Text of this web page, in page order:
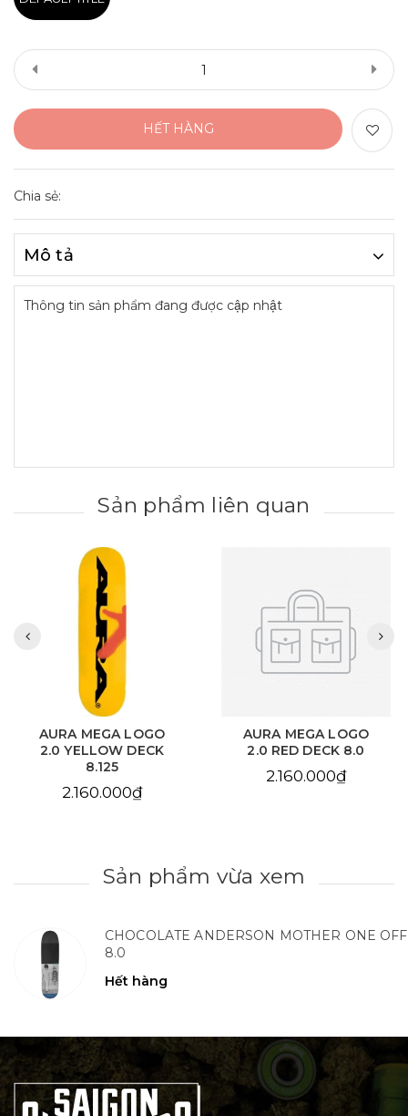
HẾT HÀNG
Chia sẻ:
Mô tả
Thông tin sản phẩm đang được cập nhật
Sản phẩm liên quan
AURA MEGA LOGO
2.0 RED DECK 8.0
2.160.000₫
AURA CHAIN EYE
LOVE SKY BLUE DECK
8.125
Sản phẩm vừa xem
CHOCOLATE ANDERSON MOTHER ONE
8.0
Hết hàng